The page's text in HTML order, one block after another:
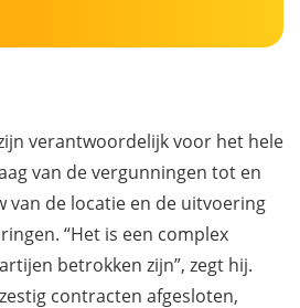
verantwoordelijk voor het hele
van de vergunningen tot en
van de locatie en de uitvoering
“Het is een complex
betrokken zijn”, zegt hij.
contracten afgesloten,